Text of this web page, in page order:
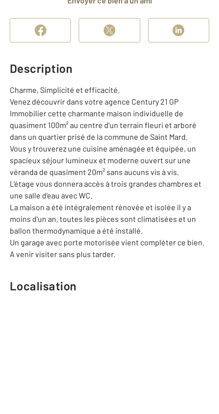
Description
Charme, Simplicité et efficacité.
Venez découvrir dans votre agence Century 21 GP
Immobilier cette charmante maison individuelle de
quasiment 100m² au centre d'un terrain fleuri et arboré
dans un quartier prisé de la commune de Saint Mard.
Vous y trouverez une cuisine aménagée et équipée, un
spacieux séjour lumineux et moderne ouvert sur une
véranda de quasiment 20m² sans aucuns vis à vis.
L'étage vous donnera accès à trois grandes chambres et
une salle d'eau avec WC.
La maison a été intégralement rénovée et isolée il y a
moins d'un an, toutes les pièces sont climatisées et un
ballon thermodynamique a été installé.
Un garage avec porte motorisée vient compléter ce bien.
A venir visiter sans plus tarder.
Localisation